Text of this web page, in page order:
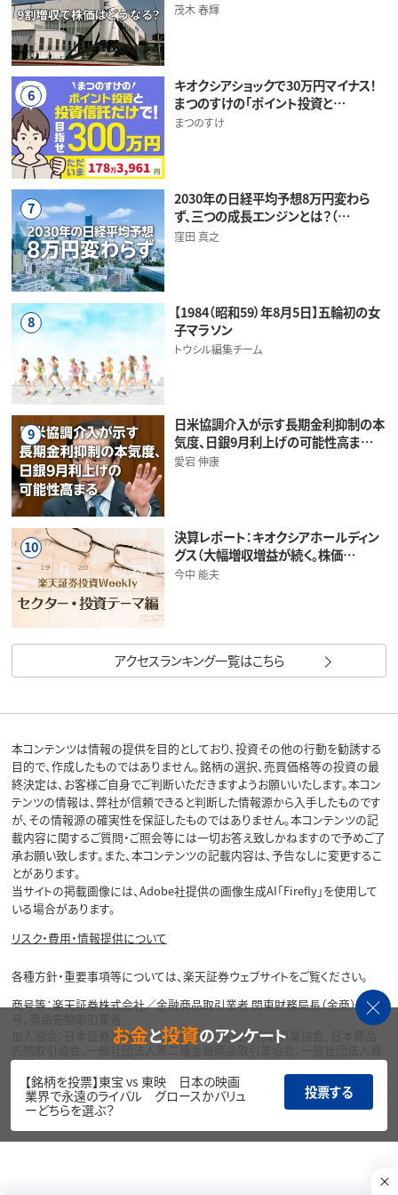
茂木 春輝
6
キオクシアショックで30万円マイナス！
まつのすけの「ポイント投資と…
まつのすけ
7
2030年の日経平均予想8万円変わら
ず、三つの成長エンジンとは？（…
窪田 真之
8
【1984（昭和59）年8月5日】五輪初の女
子マラソン
トウシル編集チーム
9
日米協調介入が示す長期金利抑制の本
気度、日銀9月利上げの可能性高ま…
愛宕 伸康
10
決算レポート：キオクシアホールディン
グス（大幅増収増益が続く。株価…
今中 能夫
アクセスランキング一覧はこちら
本コンテンツは情報の提供を目的としており、投資その他の行動を勧誘する
目的で、作成したものではありません。銘柄の選択、売買価格等の投資の最
終決定は、お客様ご自身でご判断いただきますようお願いいたします。本コン
テンツの情報は、弊社が信頼できると判断した情報源から入手したものです
が、その情報源の確実性を保証したものではありません。本コンテンツの記
載内容に関するご質問・ご照会等には一切お答え致しかねますので予めご了
承お願い致します。また、本コンテンツの記載内容は、予告なしに変更するこ
とがあります。
当サイトの掲載画像には、Adobe社提供の画像生成AI「Firefly」を使用して
いる場合があります。
リスク・費用・情報提供について
各種方針・重要事項等については、楽天証券ウェブサイトをご覧ください。
商号等：楽天証券株式会社／金融商品取引業者 関東財務局長（金商）第195
加入協会：日本証券業協会、一般社団法人金融先物取引業協会、日本商品
先物取引協会、一般社団法人第二種金融商品取引業協会、一般社団法人資
産運用業協会
Copyright©
1999-2026 Rakuten Securities, Inc. All
お金と投資のアンケート
【銘柄を投票】東宝 vs 東映 日本の映画
業界で永遠のライバル グロースかバリュ
ーどちらを選ぶ？
投票する